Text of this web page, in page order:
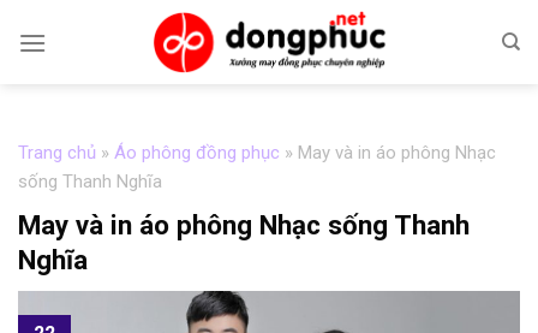
Trang chủ » Áo phông đồng phục » May và in áo phông Nhạc
sống Thanh Nghĩa
May và in áo phông Nhạc sống Thanh
Nghĩa